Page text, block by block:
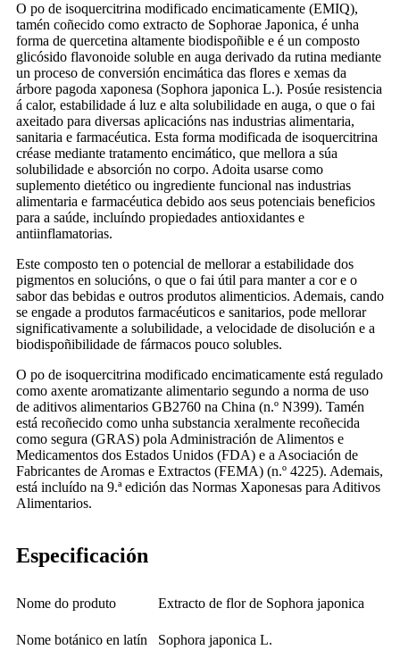
O po de isoquercitrina modificado encimaticamente (EMIQ),
tamén coñecido como extracto de Sophorae Japonica, é unha
forma de quercetina altamente biodispoñible e é un composto
glicósido flavonoide soluble en auga derivado da rutina mediante
un proceso de conversión encimática das flores e xemas da
árbore pagoda xaponesa (Sophora japonica L.). Posúe resistencia
á calor, estabilidade á luz e alta solubilidade en auga, o que o fai
axeitado para diversas aplicacións nas industrias alimentaria,
sanitaria e farmacéutica. Esta forma modificada de isoquercitrina
créase mediante tratamento encimático, que mellora a súa
solubilidade e absorción no corpo. Adoita usarse como
suplemento dietético ou ingrediente funcional nas industrias
alimentaria e farmacéutica debido aos seus potenciais beneficios
para a saúde, incluíndo propiedades antioxidantes e
antiinflamatorias.
Este composto ten o potencial de mellorar a estabilidade dos
pigmentos en solucións, o que o fai útil para manter a cor e o
sabor das bebidas e outros produtos alimenticios. Ademais, cando
se engade a produtos farmacéuticos e sanitarios, pode mellorar
significativamente a solubilidade, a velocidade de disolución e a
biodispoñibilidade de fármacos pouco solubles.
O po de isoquercitrina modificado encimaticamente está regulado
como axente aromatizante alimentario segundo a norma de uso
de aditivos alimentarios GB2760 na China (n.º N399). Tamén
está recoñecido como unha substancia xeralmente recoñecida
como segura (GRAS) pola Administración de Alimentos e
Medicamentos dos Estados Unidos (FDA) e a Asociación de
Fabricantes de Aromas e Extractos (FEMA) (n.º 4225). Ademais,
está incluído na 9.ª edición das Normas Xaponesas para Aditivos
Alimentarios.
Especificación
Nome do produto Extracto de flor de Sophora japonica
Nome botánico en latín Sophora japonica L.